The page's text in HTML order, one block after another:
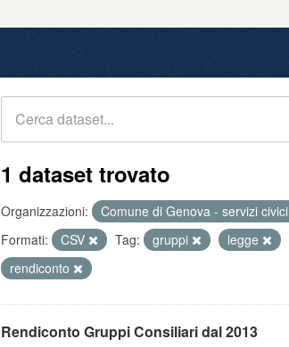
1 dataset trovato
Organizzazioni: Comune di Genova - servizi civici
Formati:
CSV Tag: gruppi legge
rendiconto
Rendiconto Gruppi Consiliari dal 2013